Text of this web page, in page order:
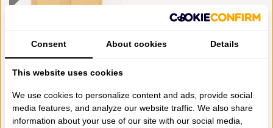
ABYSS HABIDECOR AMIGO
BADJASSEN CURCUMA (870),
400 GRAM PER M²
€225,00
Consent About cookies Details
This website uses cookies
We use cookies to personalize content and ads, provide social
media features, and analyze our website traffic. We also share
information about your use of our site with our social media,